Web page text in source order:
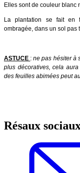
Elles sont de couleur blanc
La plantation se fait en
ombragée, dans un sol pas
ASTUCE : ne pas hésiter à
plus décoratives, cela
des feuilles abimées peut
Résaux